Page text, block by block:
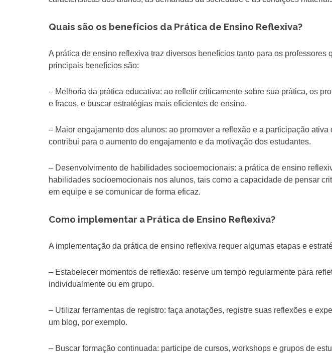
Quais são os benefícios da Prática de Ensino Reflexiva?
A prática de ensino reflexiva traz diversos benefícios tanto para os professores
principais benefícios são:
– Melhoria da prática educativa: ao refletir criticamente sobre sua prática, os
e fracos, e buscar estratégias mais eficientes de ensino.
– Maior engajamento dos alunos: ao promover a reflexão e a participação
contribui para o aumento do engajamento e da motivação dos estudantes.
– Desenvolvimento de habilidades socioemocionais: a prática de ensino
habilidades socioemocionais nos alunos, tais como a capacidade de pensar
em equipe e se comunicar de forma eficaz.
Como implementar a Prática de Ensino Reflexiva?
A implementação da prática de ensino reflexiva requer algumas etapas e
– Estabelecer momentos de reflexão: reserve um tempo regularmente para
individualmente ou em grupo.
– Utilizar ferramentas de registro: faça anotações, registre suas reflexões e
um blog, por exemplo.
– Buscar formação continuada: participe de cursos, workshops e grupos de